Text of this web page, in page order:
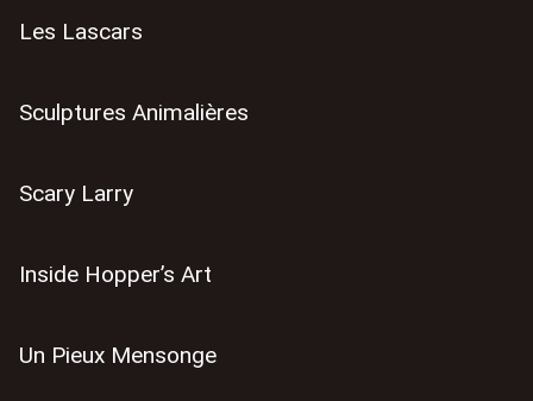
Les Lascars
Sculptures Animalières
Scary Larry
Inside Hopper’s Art
Un Pieux Mensonge